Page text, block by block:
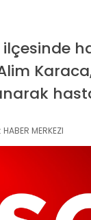
ilçesinde
MERKEZI